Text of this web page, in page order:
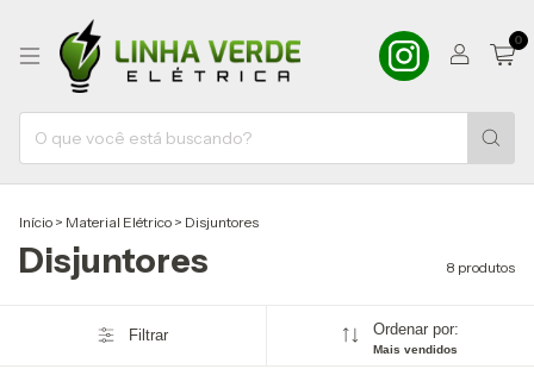
0
Início > Material Elétrico > Disjuntores
Disjuntores 8 produtos
Filtrar Ordenar por:
Mais vendidos